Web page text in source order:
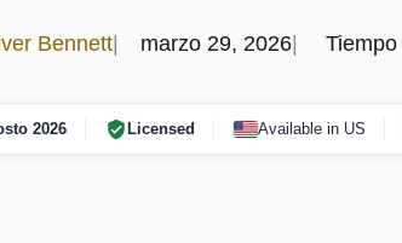
Bennett marzo 29, 2026
2026 Licensed Available in US